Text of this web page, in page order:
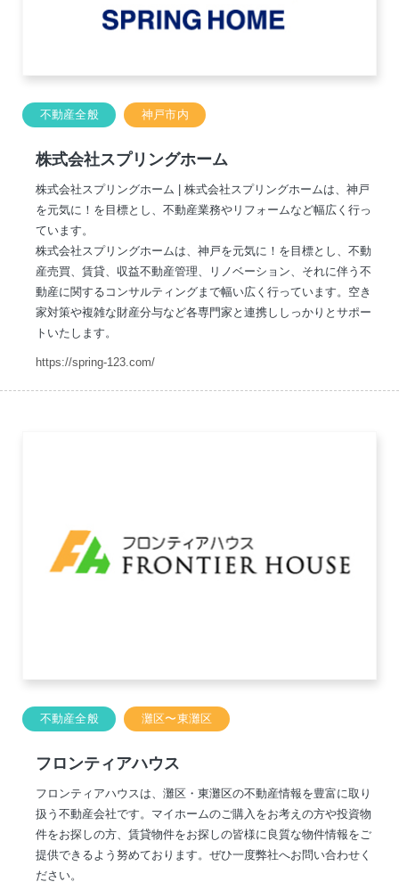
不動産全般 神戸市内
株式会社スプリングホーム
株式会社スプリングホーム | 株式会社スプリングホームは、神戸
を元気に！を目標とし、不動産業務やリフォームなど幅広く行っ
ています。
株式会社スプリングホームは、神戸を元気に！を目標とし、不動
産売買、賃貸、収益不動産管理、リノベーション、それに伴う不
動産に関するコンサルティングまで幅い広く行っています。空き
家対策や複雑な財産分与など各専門家と連携ししっかりとサポー
トいたします。
https://spring-123.com/
不動産全般 灘区〜東灘区
フロンティアハウス
フロンティアハウスは、灘区・東灘区の不動産情報を豊富に取り
扱う不動産会社です。マイホームのご購入をお考えの方や投資物
件をお探しの方、賃貸物件をお探しの皆様に良質な物件情報をご
提供できるよう努めております。ぜひ一度弊社へお問い合わせく
ださい。